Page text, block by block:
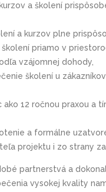
a školení
a kurzov plne
priamo v
vzájomnej dohody,
školení u
ako 12 ročnou praxou a
a formálne
projektu i zo strany
partnerstvá a
vysokej kvality